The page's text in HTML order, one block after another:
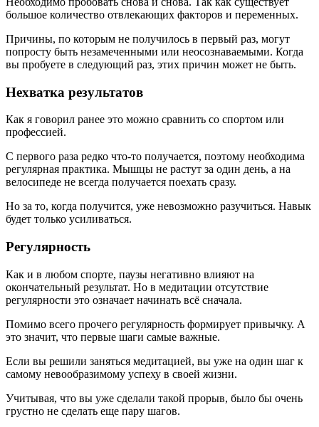
большое количество отвлекающих факторов и переменных.
Причины, по которым не получилось в первый раз, могут
попросту быть незамеченными или неосознаваемыми. Когда
вы пробуете в следующий раз, этих причин может не быть.
Нехватка результатов
Как я говорил ранее это можно сравнить со спортом или
профессией.
С первого раза редко что-то получается, поэтому необходима
регулярная практика. Мышцы не растут за один день, а на
велосипеде не всегда получается поехать сразу.
Но за то, когда получится, уже невозможно разучиться. Навык
будет только усиливаться.
Регулярность
Как и в любом спорте, паузы негативно влияют на
окончательный результат. Но в медитации отсутствие
регулярности это означает начинать всё сначала.
Помимо всего прочего регулярность формирует привычку. А
это значит, что первые шаги самые важные.
Если вы решили заняться медитацией, вы уже на один шаг к
самому невообразимому успеху в своей жизни.
Учитывая, что вы уже сделали такой прорыв, было бы очень
грустно не сделать еще пару шагов.